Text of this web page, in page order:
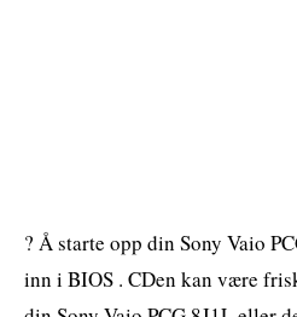
? Å starte opp din Sony Vaio
inn i BIOS . CDen kan være